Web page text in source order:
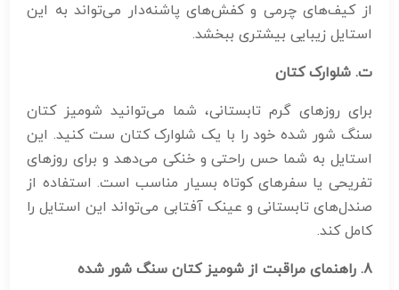
از کیف‌های چرمی و کفش‌های پاشنه‌دار می‌تواند به این
استایل زیبایی بیشتری ببخشد.
ت. شلوارک کتان
برای روزهای گرم تابستانی، شما می‌توانید شومیز کتان
سنگ شور شده خود را با یک شلوارک کتان ست کنید. این
استایل به شما حس راحتی و خنکی می‌دهد و برای روزهای
تفریحی یا سفرهای کوتاه بسیار مناسب است. استفاده از
صندل‌های تابستانی و عینک آفتابی می‌تواند این استایل را
کامل کند.
8. راهنمای مراقبت از شومیز کتان سنگ شور شده